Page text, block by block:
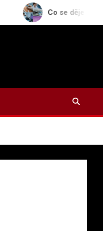
Co se děje s